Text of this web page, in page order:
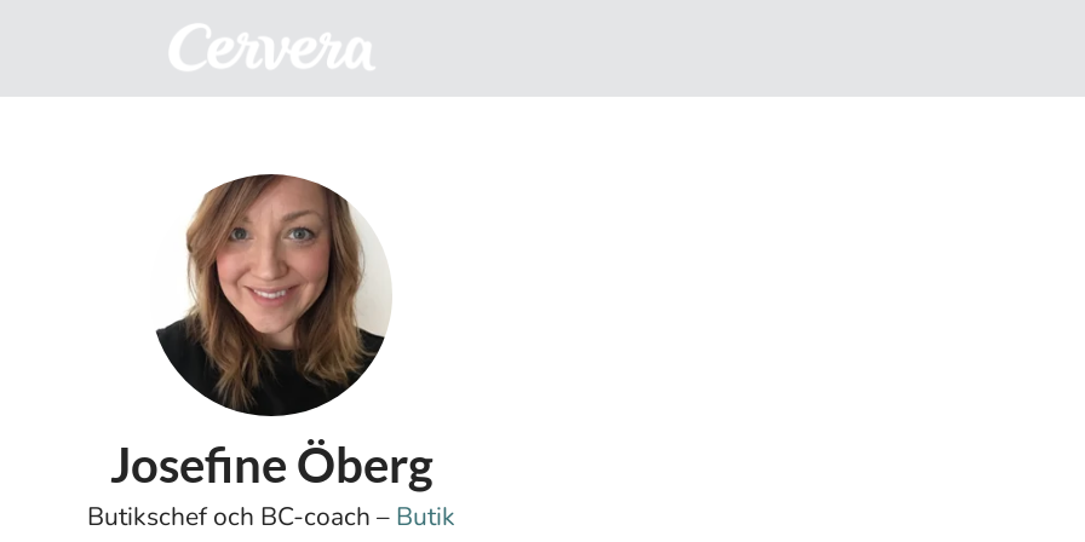
Josefine Öberg
Butikschef och BC-coach – Butik